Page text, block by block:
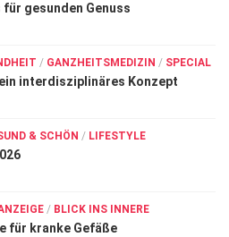
für gesunden Genuss
/ GANZHEITSMEDIZIN / SPECIAL
interdisziplinäres Konzept
& SCHÖN / LIFESTYLE
/ BLICK INS INNERE
für kranke Gefäße